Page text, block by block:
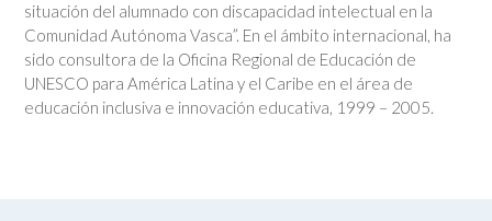
situación del alumnado con discapacidad intelectual en la
Comunidad Autónoma Vasca”. En el ámbito internacional, ha
sido consultora de la Oficina Regional de Educación de
UNESCO para América Latina y el Caribe en el área de
educación inclusiva e innovación educativa, 1999 – 2005.